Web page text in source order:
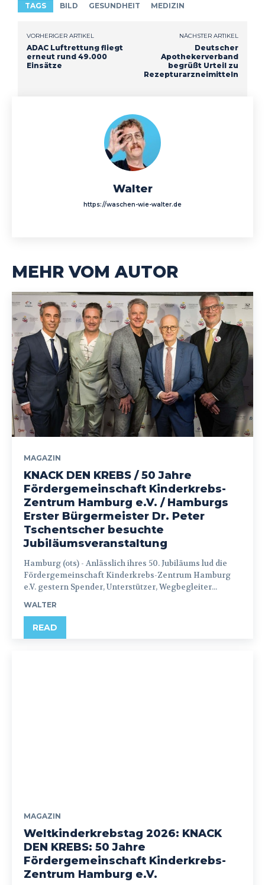
TAGS BILD GESUNDHEIT MEDIZIN
VORHERIGER ARTIKEL
ADAC Luftrettung fliegt
erneut rund 49.000
Einsätze
NÄCHSTER ARTIKEL
Deutscher
Apothekerverband
begrüßt Urteil zu
Rezepturarzneimitteln
Walter
https://waschen-wie-walter.de
MEHR VOM AUTOR
MAGAZIN
KNACK DEN KREBS / 50 Jahre
Fördergemeinschaft Kinderkrebs-
Zentrum Hamburg e.V. / Hamburgs
Erster Bürgermeister Dr. Peter
Tschentscher besuchte
Jubiläumsveranstaltung
Hamburg (ots) - Anlässlich ihres 50. Jubiläums lud die
Fördergemeinschaft Kinderkrebs-Zentrum Hamburg
e.V. gestern Spender, Unterstützer, Wegbegleiter...
WALTER
READ
MAGAZIN
Weltkinderkrebstag 2026: KNACK
DEN KREBS: 50 Jahre
Fördergemeinschaft Kinderkrebs-
Zentrum Hamburg e.V.